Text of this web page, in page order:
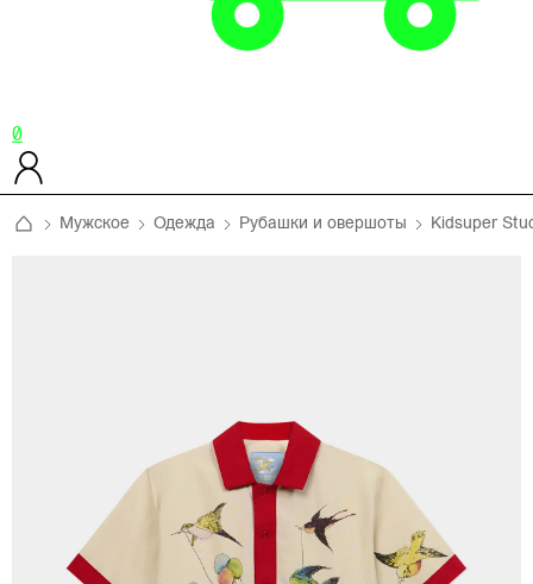
0
Мужское Одежда Рубашки и овершоты Kidsuper